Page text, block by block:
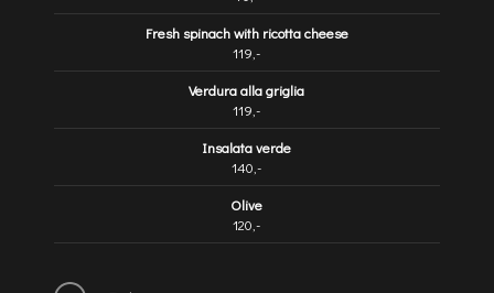
Fresh spinach with ricotta cheese
119,-
Verdura alla griglia
119,-
Insalata verde
140,-
Olive
120,-